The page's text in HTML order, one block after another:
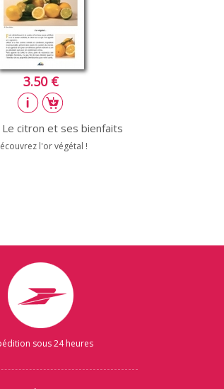
3.50 €
citron et ses bienfaits
l'or végétal !
sous 24 heures